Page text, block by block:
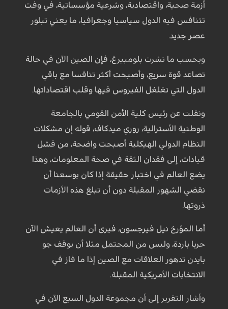
أزمة صحية، واقتصادية، وشرعية مؤسساتية، في وفت
تتنافس فيه الدول سياسيا وجغرافيا، ما يعني تبلور
عصر جديد.
وبحسب ما نشرت بلومبيرغ، فإن الصين الآن في حالة
تصاعد قوة سريع، وأصبحت أكثر تنافسا مع باقي
الدول التي تغلغل الفيروس فيها وقلب اقتصاداتها.
ونقلت عن رئيس كلية الأمن القومي بالجامعة
الوطنية الأسترالية، روري ميدكاف، قوله إن مشكلات
النظام الدولي الهيكلية أصبحت واضحة، من فشل
قيادات، إلى فقدان الثقة في صحة المعلومات، وهذا
يضع العالم في اختبار حقيقة إذا كان بوسعنا أن
نقضي الشهور المقبلة دون أن تبلغ هذه الأزمات
ذروتها.
أما المؤرخ نيل فيرجسون، فيرى أن العالم يعيش الآن
حربا باردة، وليس من المحتمل مثلا أن يوقف جو
بايدن تدهور العلاقات مع الصين إذا ما فاز في
الانتخابات الأمريكية المقبلة.
وأشار التقرير إلى أن مجموعة الدول السبع الآن في